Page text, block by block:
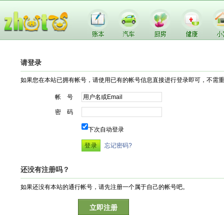
请登录
如果您在本站已拥有帐号，请使用已有的帐号信息直接进行登录即可，不需
帐 号
密 码
下次自动登录
忘记密码?
还没有注册吗？
如果还没有本站的通行帐号，请先注册一个属于自己的帐号吧。
立即注册